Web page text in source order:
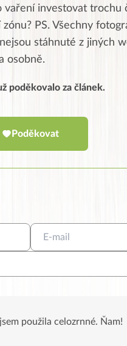
investovat trochu
PS. Všechny
stáhnuté z jiných
osobně.
poděkovalo za článek.
Poděkovat
použila celozrnné. Ňam!